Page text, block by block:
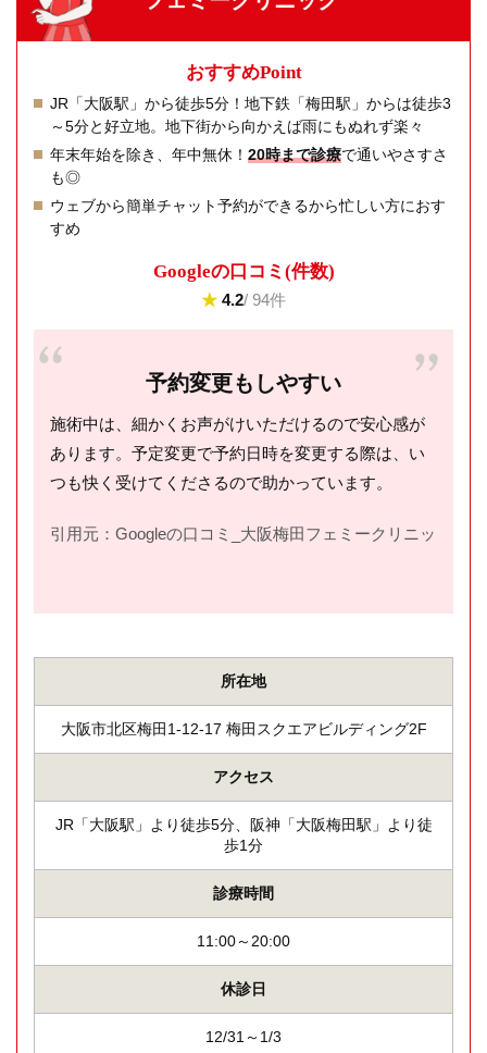
おすすめPoint
JR「大阪駅」から徒歩5分！地下鉄「梅田駅」からは徒歩3
～5分と好立地。地下街から向かえば雨にもぬれず楽々
年末年始を除き、年中無休！ 20時まで診療で通いやさすさ
も◎
ウェブから簡単チャット予約ができるから忙しい方におす
すめ
Googleの⼝コミ(件数)
★ 4.2/ 94件
予約変更もしやすい
施術中は、細かくお声がけいただけるので安心感が
あります。予定変更で予約日時を変更する際は、い
つも快く受けてくださるので助かっています。
引用元：Googleの口コミ_大阪梅田フェミークリニック(
所在地
大阪市北区梅田1-12-17 梅田スクエアビルディング2F
アクセス
JR「大阪駅」より徒歩5分、阪神「大阪梅田駅」より徒
歩1分
診療時間
11:00～20:00
休診日
12/31～1/3